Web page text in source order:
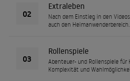
02
Extraleben
Nach dem Einstieg in den
auch den Heimanwenderbereich.
03
Rollenspiele
Abenteuer- und Rollenspiele für
Komplexität und